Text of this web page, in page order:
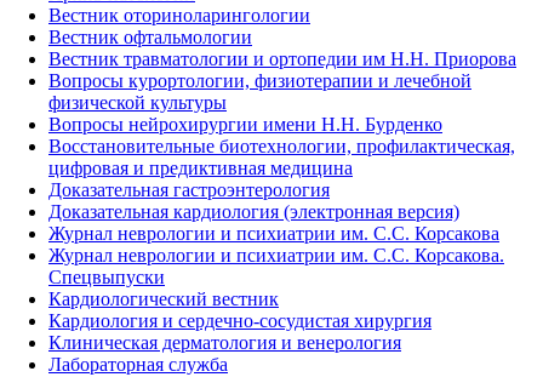
Вестник оториноларингологии
Вестник офтальмологии
Вестник травматологии и ортопедии им Н.Н. Приорова
Вопросы курортологии, физиотерапии и лечебной
физической культуры
Вопросы нейрохирургии имени Н.Н. Бурденко
Восстановительные биотехнологии, профилактическая,
цифровая и предиктивная медицина
Доказательная гастроэнтерология
Доказательная кардиология (электронная версия)
Журнал неврологии и психиатрии им. С.С. Корсакова
Журнал неврологии и психиатрии им. С.С. Корсакова.
Спецвыпуски
Кардиологический вестник
Кардиология и сердечно-сосудистая хирургия
Клиническая дерматология и венерология
Лабораторная служба